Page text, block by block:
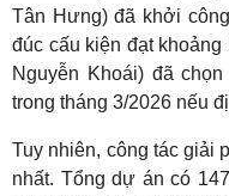
Tân Hưng) đã khởi
đúc cấu kiện đạt
Nguyễn Khoái) đã
trong tháng 3/2026 nếu
Tuy nhiên, công tác giải
nhất. Tổng dự án có